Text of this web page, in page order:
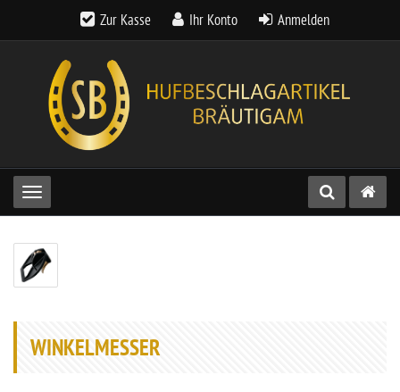
Zur Kasse Ihr Konto Anmelden
Toggle navigation
WINKELMESSER